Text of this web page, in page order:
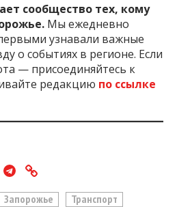
сообщество тех, кому
Мы ежедневно
узнавали важные
о событиях в регионе. Если
— присоединяйтесь к
редакцию по ссылке
Запорожье Транспорт